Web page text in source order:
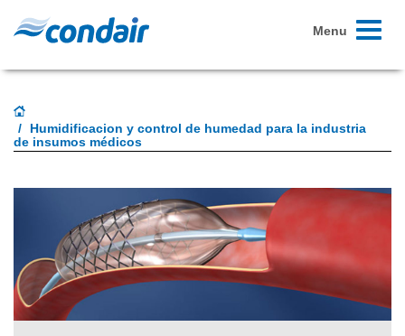
Toggle
Menu
Humidificacion y control de humedad para la industria
de insumos médicos